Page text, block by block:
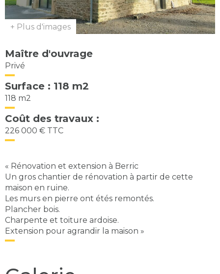
+ Plus d'images
Maître d'ouvrage
Privé
Surface : 118 m2
118 m2
Coût des travaux :
226 000 € TTC
« Rénovation et extension à Berric
Un gros chantier de rénovation à partir de cette
maison en ruine.
Les murs en pierre ont étés remontés.
Plancher bois.
Charpente et toiture ardoise.
Extension pour agrandir la maison »